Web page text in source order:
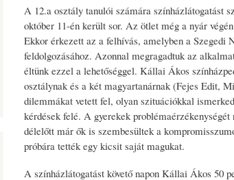
A 12.a osztály tanulói számára színházlátogatást
október 11-én került sor. Az ötlet még a nyár
Ekkor érkezett az a felhívás, amelyben a Szegedi
feldolgozásához. Azonnal megragadtuk az
éltünk ezzel a lehetőséggel. Kállai Ákos
osztálynak és a két magyartanárnak (Fejes Edit,
dilemmákat vetett fel, olyan szituációkkal
kérdések felé. A gyerekek
délelőtt már ők is szembesültek a
próbára tették egy kicsit saját magukat.
A színházlátogatást követő napon Kállai Ákos 50